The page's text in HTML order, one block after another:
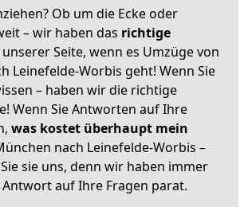
Ob um die Ecke oder
– wir haben das richtige
Seite, wenn es Umzüge von
Leinefelde-Worbis geht! Wenn Sie
– haben wir die richtige
Wenn Sie Antworten auf Ihre
was kostet überhaupt mein
nach Leinefelde-Worbis –
sie uns, denn wir haben immer
auf Ihre Fragen parat.